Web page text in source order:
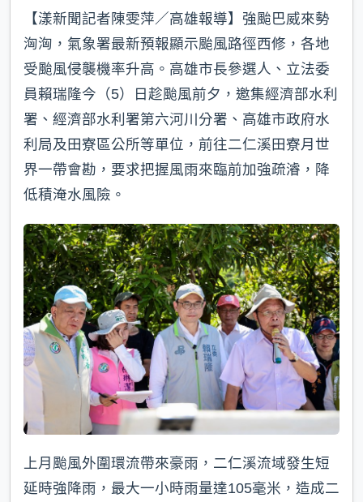
【漾新聞記者陳雯萍／高雄報導】強颱巴威來勢
洶洶，氣象署最新預報顯示颱風路徑西修，各地
受颱風侵襲機率升高。高雄市長參選人、立法委
員賴瑞隆今（5）日趁颱風前夕，邀集經濟部水利
署、經濟部水利署第六河川分署、高雄市政府水
利局及田寮區公所等單位，前往二仁溪田寮月世
界一帶會勘，要求把握風雨來臨前加強疏濬，降
低積淹水風險。
上月颱風外圍環流帶來豪雨，二仁溪流域發生短
延時強降雨，最大一小時雨量達105毫米，造成二